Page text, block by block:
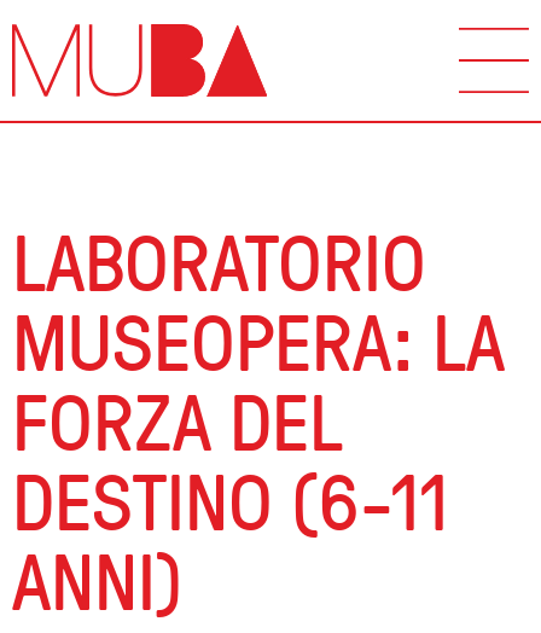
LABORATORIO
MUSEOPERA: LA
FORZA DEL
DESTINO (6-11
ANNI)